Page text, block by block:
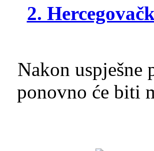
2.
Nakon
ponovno će biti